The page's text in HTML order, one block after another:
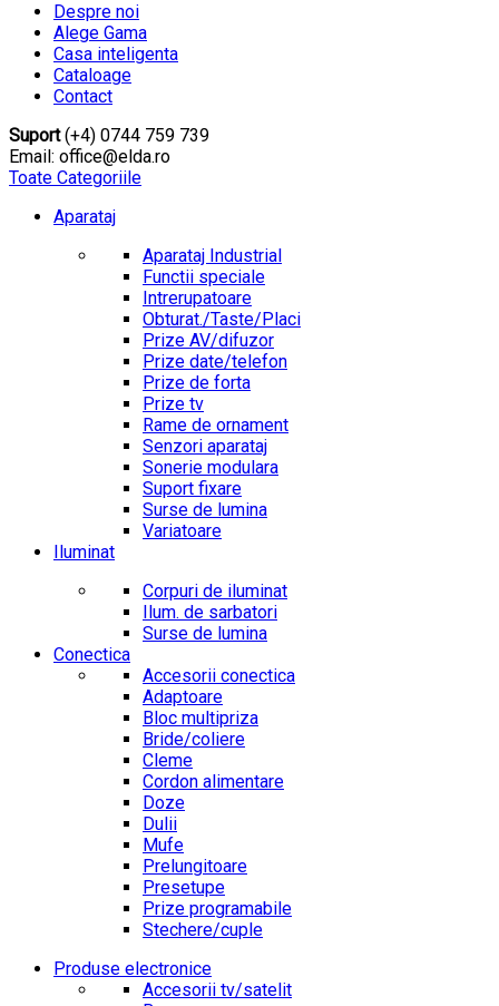
Despre noi
Alege Gama
Casa inteligenta
Cataloage
Contact
Suport(+4) 0744 759 739
Email: office@elda.ro
Toate Categoriile
Aparataj
Aparataj Industrial
Functii speciale
Intrerupatoare
Obturat./Taste/Placi
Prize AV/difuzor
Prize date/telefon
Prize de forta
Prize tv
Rame de ornament
Senzori aparataj
Sonerie modulara
Suport fixare
Surse de lumina
Variatoare
Iluminat
Corpuri de iluminat
Ilum. de sarbatori
Surse de lumina
Conectica
Accesorii conectica
Adaptoare
Bloc multipriza
Bride/coliere
Cleme
Cordon alimentare
Doze
Dulii
Mufe
Prelungitoare
Presetupe
Prize programabile
Stechere/cuple
Produse electronice
Accesorii tv/satelit